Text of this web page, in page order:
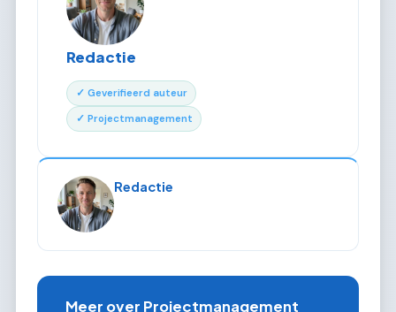
Redactie
✓ Geverifieerd auteur
✓ Projectmanagement
Redactie
Meer over Projectmanagement